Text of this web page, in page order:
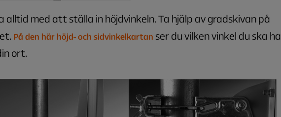
alltid med att ställa in höjdvinkeln. Ta hjälp av gradskivan på
På den här höjd- och sidvinkelkartan ser du vilken vinkel du ska ha
ort.